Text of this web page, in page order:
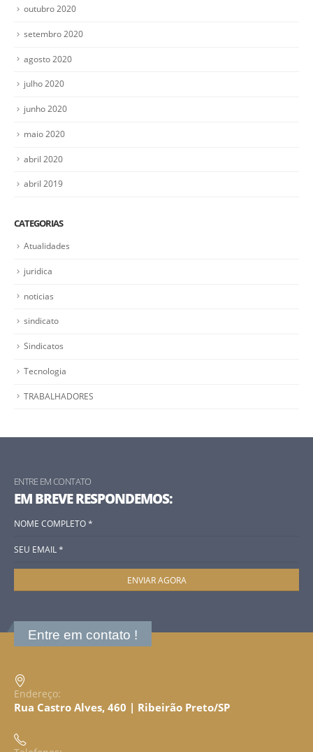
outubro 2020
setembro 2020
agosto 2020
julho 2020
junho 2020
maio 2020
abril 2020
abril 2019
CATEGORIAS
Atualidades
juridica
noticias
sindicato
Sindicatos
Tecnologia
TRABALHADORES
ENTRE EM CONTATO
EM BREVE RESPONDEMOS:
Entre em contato !
Endereço:
Rua Castro Alves, 460 | Ribeirão Preto/SP